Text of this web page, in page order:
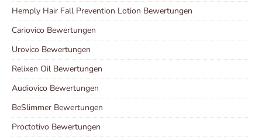
Hemply Hair Fall Prevention Lotion Bewertungen
Cariovico Bewertungen
Urovico Bewertungen
Relixen Oil Bewertungen
Audiovico Bewertungen
BeSlimmer Bewertungen
Proctotivo Bewertungen